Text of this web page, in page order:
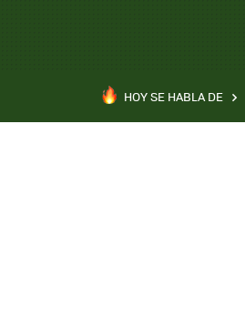
HOY SE HABLA DE